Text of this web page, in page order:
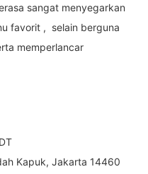
sangat menyegarkan
favorit , selain berguna
memperlancar
Kapuk, Jakarta 14460